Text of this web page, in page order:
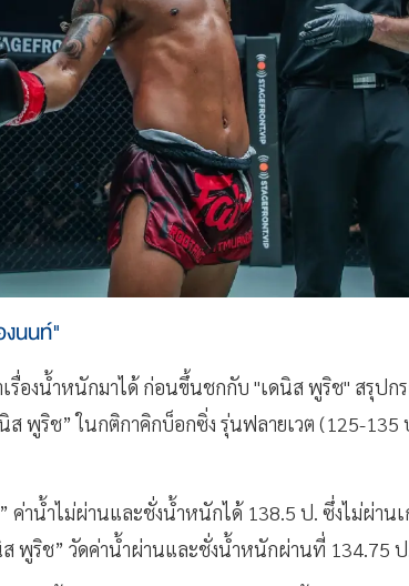
นนท์"
รื่องน้ำหนักมาได้ ก่อนขึ้นชกกับ "เดนิส พูริช" สรุปก
พูริช” ในกติกาคิกบ็อกซิ่ง รุ่นฟลายเวต (125-135
ค่าน้ำไม่ผ่านและชั่งน้ำหนักได้ 138.5 ป. ซึ่งไม่ผ่า
ส พูริช” วัดค่าน้ำผ่านและชั่งน้ำหนักผ่านที่ 134.75 ป.